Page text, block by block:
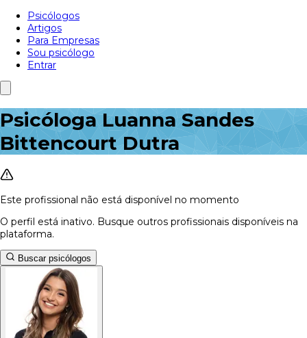
Psicólogos
Artigos
Para Empresas
Sou psicólogo
Entrar
Psicóloga Luanna Sandes
Bittencourt Dutra
Este profissional não está disponível no momento
O perfil está inativo. Busque outros profissionais disponíveis na
plataforma.
Buscar psicólogos